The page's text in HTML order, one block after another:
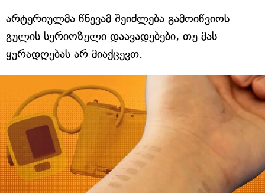
არტერიულმა წნევამ შეიძლება გამოიწვიოს
გულის სერიოზული დაავადებები, თუ მას
ყურადღებას არ მიაქცევთ.